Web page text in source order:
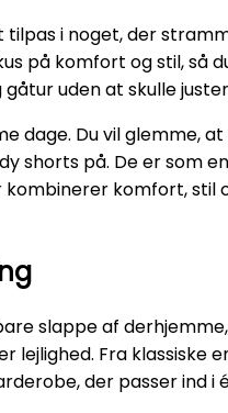
i noget, der
på komfort og stil, så
uden at skulle
Du vil glemme,
på. De er som
kombinerer komfort,
slappe af
Fra klassiske
der passer ind